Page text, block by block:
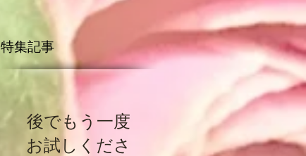
特集記事
後でもう一度
お試しくださ